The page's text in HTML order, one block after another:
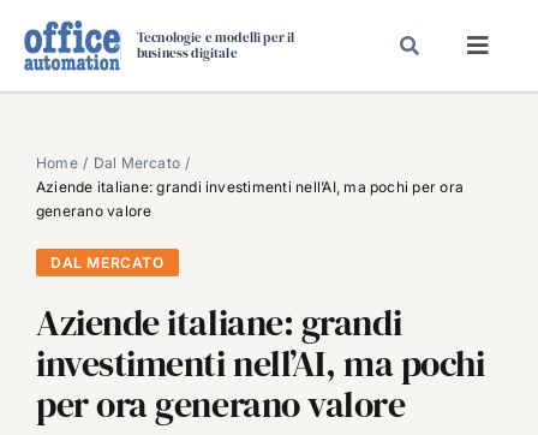
Tecnologie e modelli per il
business digitale
SPECIAL PAPER
TAVOLE ROTONDE DI REDAZIONE
DAL MERCATO
VIDEO
EVENTI
CHI SIAMO
Home
Dal Mercato
Aziende italiane: grandi investimenti nell’AI, ma pochi per ora
generano valore
DAL MERCATO
Aziende italiane: grandi
investimenti nell’AI, ma pochi
per ora generano valore